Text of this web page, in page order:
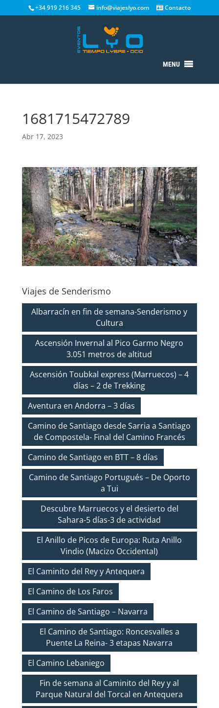
+34 919 216 345 info@viajeslyo.com Contacto
MENU
1681715472789
Abr 17, 2023
Viajes de Senderismo
Albarracín en fin de semana-Senderismo y
Cultura
Ascensión Invernal al Pico Garmo Negro
3.051 metros de altitud
Ascensión Toubkal express (Marruecos) – 4
días – 2 de Trekking
Aventura en Andorra – 3 días
Camino de Santiago desde Sarria a Santiago
de Compostela- Final del Camino Francés
Camino de Santiago en BTT – 8 días
Camino de Santiago Portugués – De Oporto
a Tui
Descubre Marruecos y el desierto del
Sahara-5 días-3 de actividad
El Anillo de Picos de Europa: Ruta Anillo
Vindio (Macizo Occidental)
El Caminito del Rey y Antequera
El Camino de Los Faros
El Camino de Santiago – Navarra
El Camino de Santiago: Roncesvalles a
Puente La Reina- 3 etapas Navarra
El Camino Lebaniego
Fin de semana al Caminito del Rey y al
Parque Natural del Torcal en Antequera